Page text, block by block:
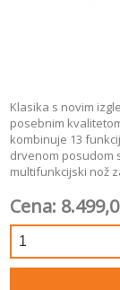
Klasika s novim
posebnim
kombinuje 13
drvenom posudom
multifunkcijski nož
Cena: